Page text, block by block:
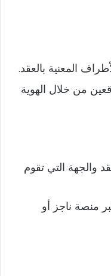
المعنية بالعقد.
من خلال الهوية
والجهة التي تقوم
منصة ناجز أو